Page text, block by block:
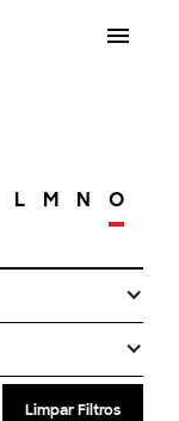
L M N O
Limpar Filtros